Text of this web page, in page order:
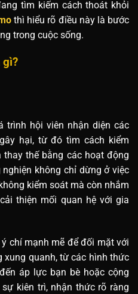
tìm kiếm cách thoát khỏi
thì hiểu rõ điều này là bước
trong cuộc sống.
gì?
trình hội viên nhận diện các
hại, từ đó tìm cách kiểm
thế bằng các hoạt động
nghiện không chỉ dừng ở việc
kiểm soát mà còn nhắm
thiện mối quan hệ với gia
chí mạnh mẽ để đối mặt với
quanh, từ các hình thức
áp lực bạn bè hoặc cộng
kiên trì, nhận thức rõ ràng